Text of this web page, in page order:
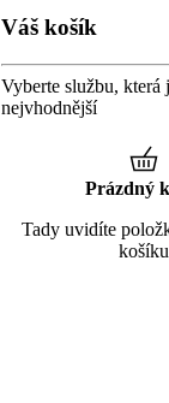
Váš košík
Vyberte službu, která
nejvhodnější
Prázdný
Tady uvidíte
košíku